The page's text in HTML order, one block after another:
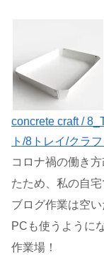
concrete craft /
ト/8トレイ/クラ
コロナ禍の働き
たため、私の自
ブログ作業は空
PCも使うように
作業場！